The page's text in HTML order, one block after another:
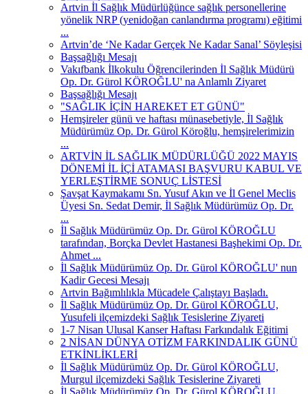
Artvin İl Sağlık Müdürlüğünce sağlık personellerine
yönelik NRP (yenidoğan canlandırma programı) eğitimi
...
Artvin’de ‘Ne Kadar Gerçek Ne Kadar Sanal’ Söyleşisi
Başsağlığı Mesajı
Vakıfbank İlkokulu Öğrencilerinden İl Sağlık Müdürü
Op. Dr. Gürol KÖROĞLU' na Anlamlı Ziyaret
Başsağlığı Mesajı
"SAĞLIK İÇİN HAREKET ET GÜNÜ"
Hemşireler günü ve haftası münasebetiyle, İl Sağlık
Müdürümüz Op. Dr. Gürol Köroğlu, hemşirelerimizin
...
ARTVİN İL SAĞLIK MÜDÜRLÜĞÜ 2022 MAYIS
DÖNEMİ İL İÇİ ATAMASI BAŞVURU KABUL VE
YERLEŞTİRME SONUÇ LİSTESİ
Şavşat Kaymakamı Sn. Yusuf Akın ve İl Genel Meclis
Üyesi Sn. Sedat Demir, İl Sağlık Müdürümüz Op. Dr.
...
İl Sağlık Müdürümüz Op. Dr. Gürol KÖROĞLU
tarafından, Borçka Devlet Hastanesi Başhekimi Op. Dr.
Ahmet ...
İl Sağlık Müdürümüz Op. Dr. Gürol KÖROĞLU' nun
Kadir Gecesi Mesajı
Artvin Bağımlılıkla Mücadele Çalıştayı Başladı.
İl Sağlık Müdürümüz Op. Dr. Gürol KÖROĞLU,
Yusufeli ilçemizdeki Sağlık Tesislerine Ziyareti
1-7 Nisan Ulusal Kanser Haftası Farkındalık Eğitimi
2 NİSAN DÜNYA OTİZM FARKINDALIK GÜNÜ
ETKİNLİKLERİ
İl Sağlık Müdürümüz Op. Dr. Gürol KÖROĞLU,
Murgul ilçemizdeki Sağlık Tesislerine Ziyareti
İl Sağlık Müdürümüz Op. Dr. Gürol KÖROĞLU,